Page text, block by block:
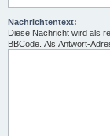
Nachrichtentext:
Diese Nachricht wird als
BBCode. Als Antwort-